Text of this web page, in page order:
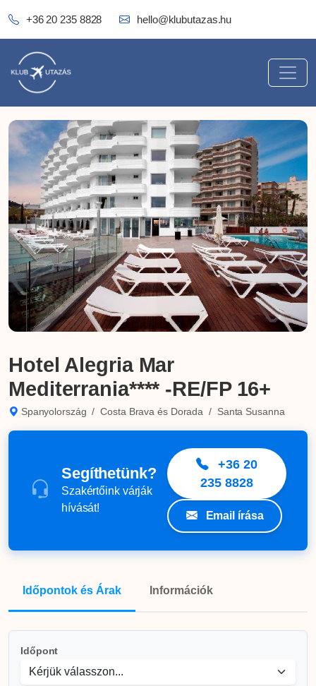
+36 20 235 8828 hello@klubutazas.hu
Hotel Alegria Mar
Mediterrania**** -RE/FP 16+
Spanyolország / Costa Brava és Dorada / Santa Susanna
Segíthetünk?
Szakértőink várják
hívását!
+36 20
235 8828
Email írása
Időpontok és Árak Információk
Időpont